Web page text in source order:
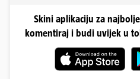
Skini aplikaciju za
komentiraj i budi uvijek u